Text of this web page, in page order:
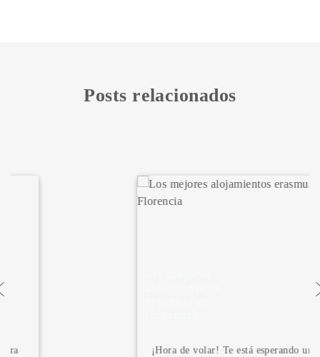
Posts relacionados
¡Hora de volar! Te está esperando un